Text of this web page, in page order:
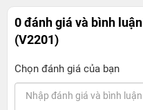
0 đánh giá và bình luận
(V2201)
Chọn đánh giá của bạn